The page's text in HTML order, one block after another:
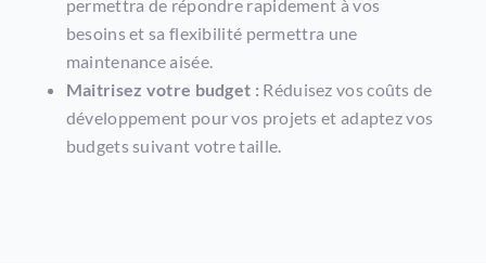
permettra de répondre rapidement à vos
besoins et sa flexibilité permettra une
maintenance aisée.
Maitrisez votre budget : Réduisez vos coûts de
développement pour vos projets et adaptez vos
budgets suivant votre taille.